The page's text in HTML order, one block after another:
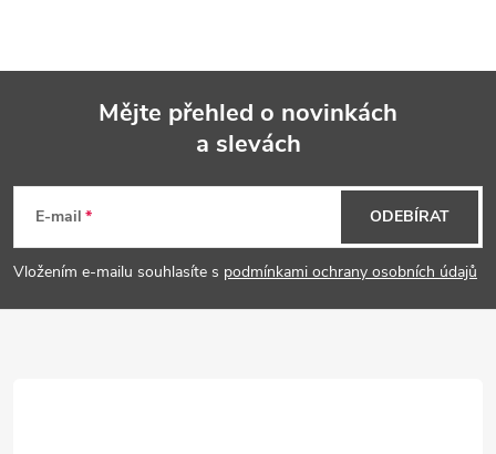
p
a
Mějte přehled o novinkách
a slevách
E-mail
Vložením e-mailu souhlasíte s podmínkami ochrany osobních údajů
ODEBÍRAT